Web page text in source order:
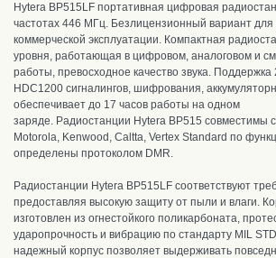
Hytera BP515LF портативная цифровая
частотах 446 МГц. Безлицензионный вариант для
коммерческой эксплуатации. Компактная
уровня, работающая в цифровом, аналоговом и
работы, превосходное качество звука. Поддержка
HDC1200 сигналингов, шифрования, а
обеспечивает до 17 часов работы на одном
заряде. Радиостанции Hytera BP515 совместимы
Motorola, Kenwood, Caltta, Vertex Standard по
определены протоколом DMR.
Радиостанции Hytera BP515LF соответствуют
предоставляя высокую защиту от пыли и влаги.
изготовлен из огнестойкого поликарбоната,
ударопрочность и вибрацию по стандарту MIL
надежный корпус позволяет выдерживать